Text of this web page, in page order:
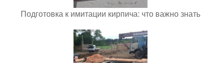
Подготовка к имитации кирпича: что важно знать